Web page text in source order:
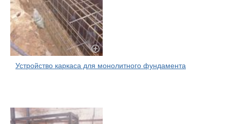
Устройство каркаса для монолитного фундамента